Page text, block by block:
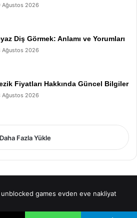
Ağustos 2026
Diş Görmek: Anlamı ve Yorumları
Ağustos 2026
Fiyatları Hakkında Güncel Bilgiler
Ağustos 2026
Daha Fazla Yükle
unblocked games evden eve nakliyat